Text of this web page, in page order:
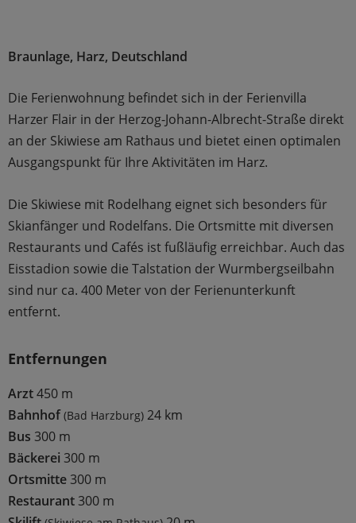
Braunlage, Harz, Deutschland
Die Ferienwohnung befindet sich in der Ferienvilla
Harzer Flair in der Herzog-Johann-Albrecht-Straße direkt
an der Skiwiese am Rathaus und bietet einen optimalen
Ausgangspunkt für Ihre Aktivitäten im Harz.
Die Skiwiese mit Rodelhang eignet sich besonders für
Skianfänger und Rodelfans. Die Ortsmitte mit diversen
Restaurants und Cafés ist fußläufig erreichbar. Auch das
Eisstadion sowie die Talstation der Wurmbergseilbahn
sind nur ca. 400 Meter von der Ferienunterkunft
entfernt.
Entfernungen
Arzt450 m
Bahnhof (Bad Harzburg) 24 km
Bus 300 m
Bäckerei 300 m
Ortsmitte 300 m
Restaurant 300 m